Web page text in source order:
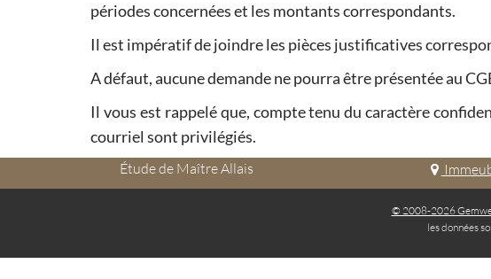
périodes concernées et les montants correspondants.
Il est impératif de joindre les pièces justificatives
A défaut, aucune demande ne pourra être présentée au
Il vous est rappelé que, compte tenu du caractère
courriel sont privilégiés.
Étude de Maître Allais
© 2008-2026
les données